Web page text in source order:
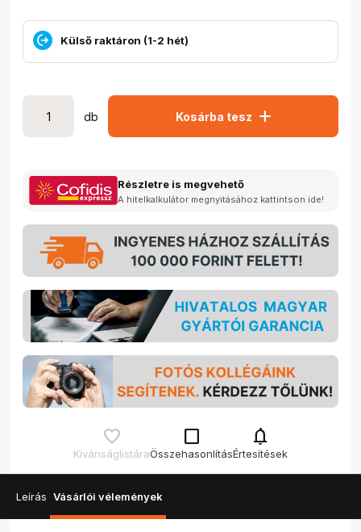
Külső raktáron (1-2 hét)
db Kosárba tesz add
Részletre is megvehető
A hitelkalkulátor megnyitásához kattintson ide!
Kívánságlistára
check_box_outline_blank
Összehasonlítás
notifications
Értesítések
Leírás Vásárlói vélemények